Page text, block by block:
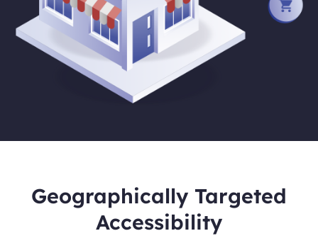
Geographically Targeted
Accessibility